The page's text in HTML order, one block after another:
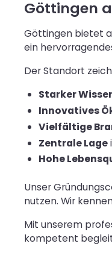
Göttingen
Göttingen bietet
ein
Der Standort
Starker
Innovatives
Vielfältige
Zentrale Lage
Hohe
Unser
nutzen. Wir
Mit unserem
kompetent